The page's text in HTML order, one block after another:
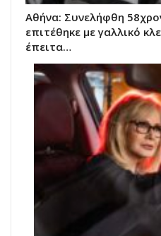
Αθήνα: Συνελήφθη
επιτέθηκε με γαλλικό
έπειτα…